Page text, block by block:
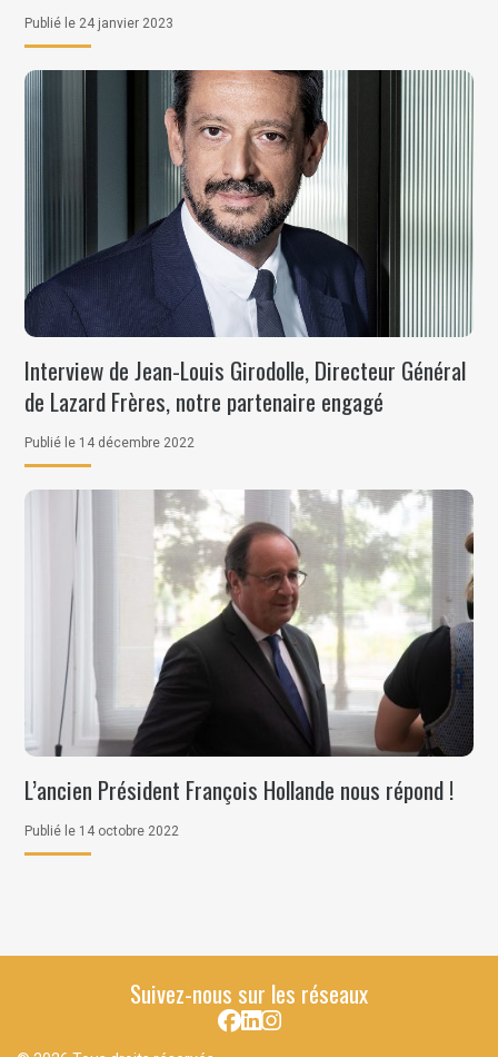
Publié le 24 janvier 2023
Interview de Jean-Louis Girodolle, Directeur Général
de Lazard Frères, notre partenaire engagé
Publié le 14 décembre 2022
L’ancien Président François Hollande nous répond !
Publié le 14 octobre 2022
Suivez-nous sur les réseaux